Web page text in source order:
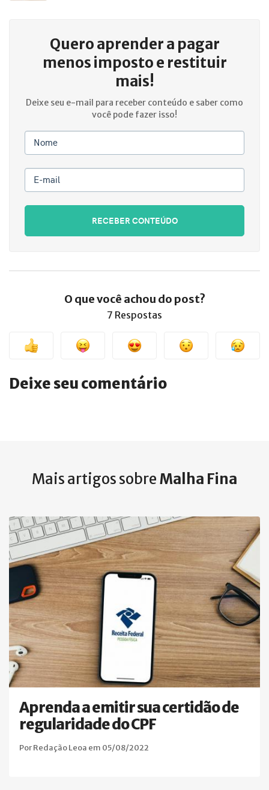
Quero aprender a pagar
menos imposto e restituir
mais!
Deixe seu e-mail para receber conteúdo e saber como
você pode fazer isso!
Nome
E-mail
RECEBER CONTEÚDO
O que você achou do post?
7 Respostas
Deixe seu comentário
Mais artigos sobreMalha Fina
Aprenda a emitir sua certidão de
regularidade do CPF
Por Redação Leoa em 05/08/2022